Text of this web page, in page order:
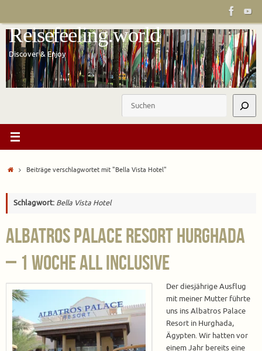
springen
Reisefeeling.world
Discover & Enjoy
StartBeiträge verschlagwortet mit "Bella Vista Hotel"
Schlagwort: Bella Vista Hotel
Albatros Palace Resort Hurghada
– 1 Woche All Inclusive
Der diesjährige Ausflug
mit meiner Mutter führte
uns ins Albatros Palace
Resort in Hurghada,
Ägypten. Wir hatten vor
einem Jahr bereits eine